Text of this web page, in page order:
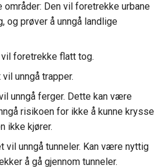
områder: Den vil foretrekke urbane
og prøver å unngå landlige
vil foretrekke flatt tog.
unngå trapper.
unngå ferger. Dette kan være
risikoen for ikke å kunne krysse
ikke kjører.
vil unngå tunneler. Kan være nyttig
å gå gjennom tunneler.